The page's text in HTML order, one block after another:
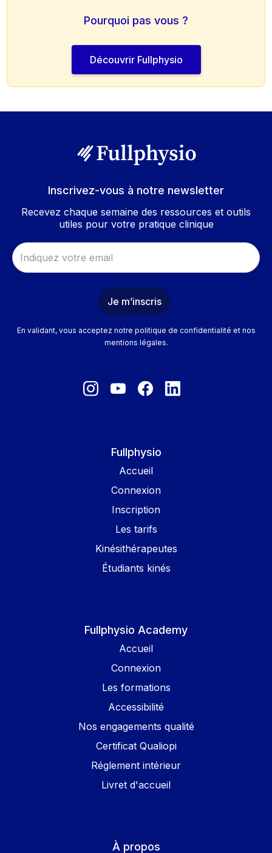
Pourquoi pas vous ?
Découvrir Fullphysio
Inscrivez-vous à notre newsletter
Recevez chaque semaine des ressources et outils
utiles pour votre pratique clinique
En validant, vous acceptez notre politique de confidentialité et nos
mentions légales.
Fullphysio
Accueil
Connexion
Inscription
Les tarifs
Kinésithérapeutes
Étudiants kinés
Fullphysio Academy
Accueil
Connexion
Les formations
Accessibilité
Nos engagements qualité
Certificat Qualiopi
Réglement intérieur
Livret d'accueil
À propos